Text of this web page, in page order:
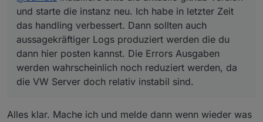
und starte die instanz neu. Ich habe in letzter Zeit
das handling verbessert. Dann sollten auch
aussagekräftiger Logs produziert werden die du
dann hier posten kannst. Die Errors Ausgaben
werden wahrscheinlich noch reduziert werden, da
die VW Server doch relativ instabil sind.
Alles klar. Mache ich und melde dann wenn wieder was